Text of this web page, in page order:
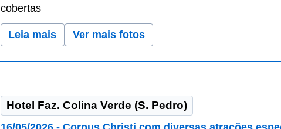
cobertas
Leia mais Ver mais fotos
Hotel Faz. Colina Verde (S. Pedro)